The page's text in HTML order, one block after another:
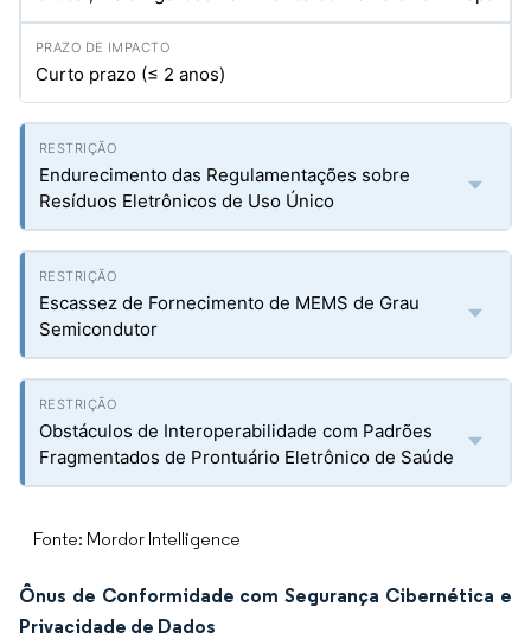
Curto prazo (≤ 2 anos)
Endurecimento das Regulamentações sobre
Resíduos Eletrônicos de Uso Único
Escassez de Fornecimento de MEMS de Grau
Semicondutor
Obstáculos de Interoperabilidade com Padrões
Fragmentados de Prontuário Eletrônico de Saúde
Fonte: Mordor Intelligence
Ônus de Conformidade com Segurança Cibernética e
Privacidade de Dados